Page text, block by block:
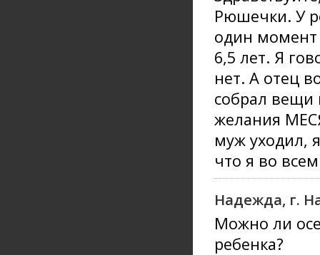
Рюшечки. У
один момент
6,5 лет. Я
нет. А отец
собрал вещи
желания
муж уходил,
что я во
Надежда, г.
Можно ли
ребенка?